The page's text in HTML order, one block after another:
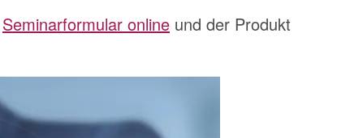
Seminarformular online und der Produkt